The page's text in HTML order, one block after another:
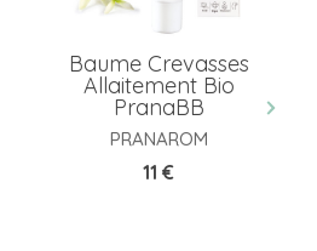
Baume Crevasses
Allaitement Bio
PranaBB
PRANAROM
Prix
11 €